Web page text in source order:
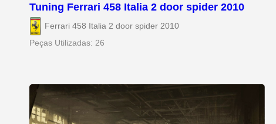
Tuning Ferrari 458 Italia 2 door spider 2010
Ferrari 458 Italia 2 door spider 2010
Peças Utilizadas: 26